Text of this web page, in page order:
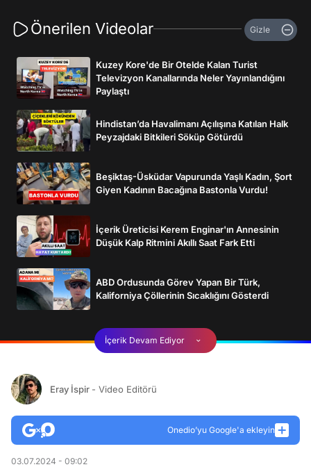
Önerilen Videolar Gizle
Kuzey Kore'de Bir Otelde Kalan Turist
Televizyon Kanallarında Neler Yayınlandığını
Paylaştı
Hindistan’da Havalimanı Açılışına Katılan Halk
Peyzajdaki Bitkileri Söküp Götürdü
Beşiktaş-Üsküdar Vapurunda Yaşlı Kadın, Şort
Giyen Kadının Bacağına Bastonla Vurdu!
İçerik Üreticisi Kerem Enginar'ın Annesinin
Düşük Kalp Ritmini Akıllı Saat Fark Etti
ABD Ordusunda Görev Yapan Bir Türk,
Kaliforniya Çöllerinin Sıcaklığını Gösterdi
İçerik Devam Ediyor
Eray İspir - Video Editörü
Onedio’yu Google'a ekleyin
03.07.2024 - 09:02